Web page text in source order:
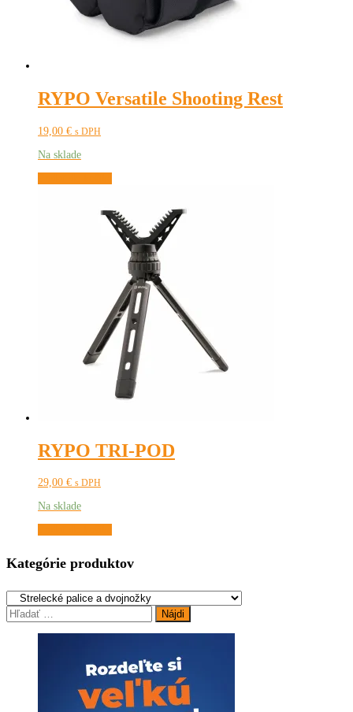
RYPO Versatile Shooting Rest
19,00 € s DPH
Na sklade
RYPO TRI-POD
29,00 € s DPH
Na sklade
Kategórie produktov
Hľadať: